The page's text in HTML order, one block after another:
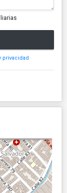
privacidad